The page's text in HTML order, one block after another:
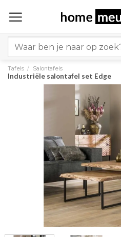
naar
for:
Tafels / Salontafels
Industriële salontafel set Edge